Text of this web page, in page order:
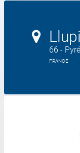
66 -
FRANCE